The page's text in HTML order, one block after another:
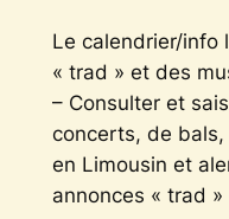
Le calendrier/info
« trad » et des
– Consulter et
concerts, de
en Limousin et
annonces « trad